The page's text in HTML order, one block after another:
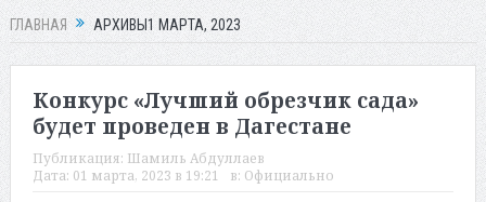
ГЛАВНАЯ АРХИВЫ1 МАРТА, 2023
Конкурс «Лучший обрезчик сада»
будет проведен в Дагестане
Публикация: Шамиль Абдуллаев
Дата: 01 марта, 2023 в 19:21 в: Официально